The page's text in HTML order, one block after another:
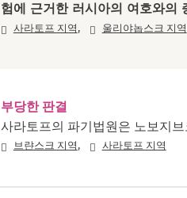
험에 근거한 러시아의 여호와의
사라토프 지역, 울리야놉스크 지역
부당한 판결
사라토프의 파기법원은 노보지
브랸스크 지역, 사라토프 지역